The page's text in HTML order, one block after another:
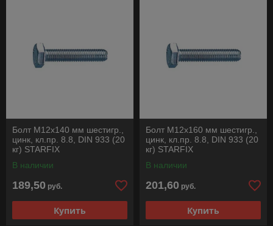
Болт М12х140 мм шестигр.,
цинк, кл.пр. 8.8, DIN 933 (20
кг) STARFIX
В наличии
189,50 руб.
Купить
Болт М12х160 мм шестигр.,
цинк, кл.пр. 8.8, DIN 933 (20
кг) STARFIX
В наличии
201,60 руб.
Купить